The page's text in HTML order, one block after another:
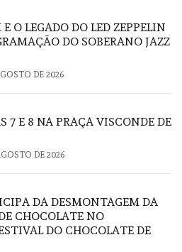
O LEGADO DO LED ZEPPELIN
DO SOBERANO JAZZ
DE 2026
7 E 8 NA PRAÇA VISCONDE DE
DE 2026
DA DESMONTAGEM DA
CHOCOLATE NO
DO CHOCOLATE DE